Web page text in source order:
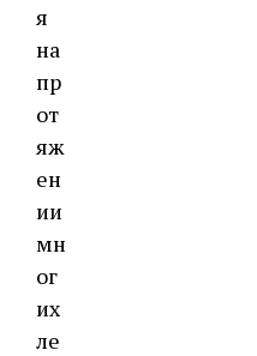
я
на
пр
от
яж
ен
ии
мн
ог
их
ле